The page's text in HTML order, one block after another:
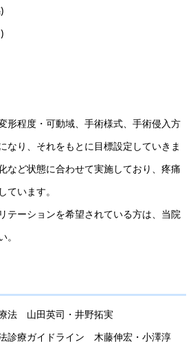
形程度・可動域、手術様式、手術侵入方
なり、それをもとに目標設定していきま
など状態に合わせて実施しており、疼痛
ています。
テーションを希望されている方は、当院
法 山田英司・井野拓実
診療ガイドライン 木藤伸宏・小澤淳